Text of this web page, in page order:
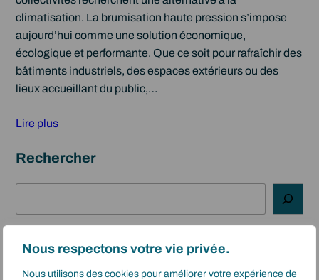
Nous respectons votre vie privée.
Nous utilisons des cookies pour améliorer votre expérience de
climatisation. La brumisation haute pression s’impose
aujourd’hui comme une solution économique,
écologique et performante. Que ce soit pour rafraîchir des
bâtiments industriels, des espaces extérieurs ou des
lieux accueillant du public,…
Lire plus
Rechercher
ε
Categories